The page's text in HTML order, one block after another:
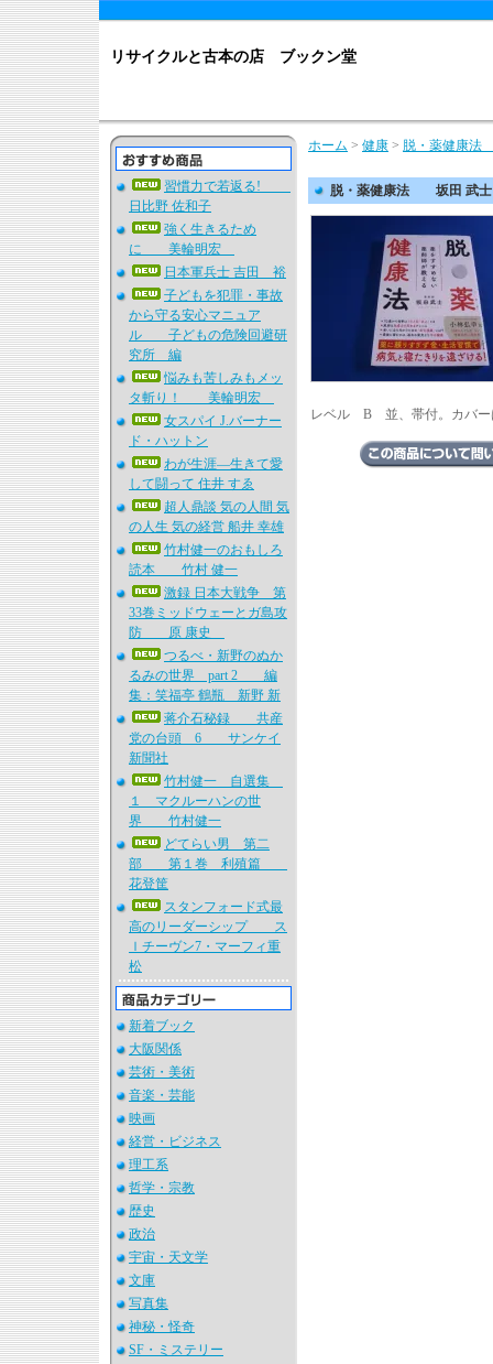
リサイクルと古本の店 ブックン堂
習慣力で若返る!
日比野 佐和子
強く生きるため
に 美輪明宏
日本軍兵士 吉田 裕
子どもを犯罪・事故
から守る安心マニュア
ル 子どもの危険回避研
究所 編
悩みも苦しみもメッ
タ斬り！ 美輪明宏
女スパイ J.バーナー
ド・ハットン
わが生涯―生きて愛
して闘って 住井 すゑ
超人鼎談 気の人間 気
の人生 気の経営 船井 幸雄
竹村健一のおもしろ
読本 竹村 健一
激録 日本大戦争 第
33巻ミッドウェーとガ島攻
防 原 康史
つるべ・新野のぬか
るみの世界 part 2 編
集：笑福亭 鶴瓶 新野 新
蒋介石秘録 共産
党の台頭 6 サンケイ
新聞社
竹村健一 自選集
１ マクルーハンの世
界 竹村健一
どてらい男 第二
部 第１巻 利殖篇
花登筐
スタンフォード式最
高のリーダーシップ ス
ｌチーヴン7・マーフィ重
松
新着ブック
大阪関係
芸術・美術
音楽・芸能
映画
経営・ビジネス
理工系
哲学・宗教
歴史
政治
宇宙・天文学
文庫
写真集
神秘・怪奇
SF・ミステリー
ホーム > 健康 > 脱・薬健康
脱・薬健康法 坂田 武士
レベル B 並、帯付。カバー